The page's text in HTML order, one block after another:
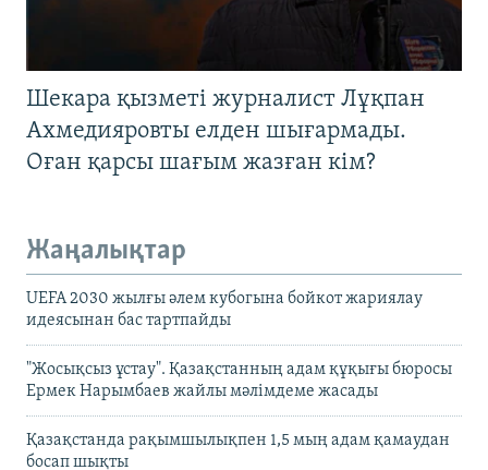
Шекара қызметі журналист Лұқпан
Ахмедияровты елден шығармады.
Оған қарсы шағым жазған кім?
Жаңалықтар
UEFA 2030 жылғы әлем кубогына бойкот жариялау
идеясынан бас тартпайды
"Жосықсыз ұстау". Қазақстанның адам құқығы бюросы
Ермек Нарымбаев жайлы мәлімдеме жасады
Қазақстанда рақымшылықпен 1,5 мың адам қамаудан
босап шықты